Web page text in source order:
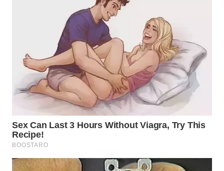
WN
TANGERANG
BINJAI
WN